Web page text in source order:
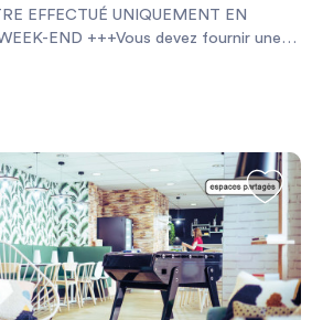
EFFECTUÉ UNIQUEMENT EN
devez fournir une
et une assurance habitation+++